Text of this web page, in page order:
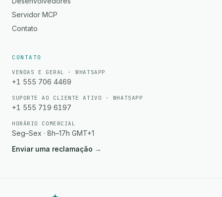
Servidor MCP
Contato
CONTATO
VENDAS E GERAL · WHATSAPP
+1 555 706 4469
SUPORTE AO CLIENTE ATIVO · WHATSAPP
+1 555 719 6197
HORÁRIO COMERCIAL
Seg–Sex · 8h–17h GMT+1
Enviar uma reclamação →